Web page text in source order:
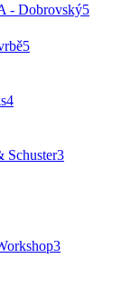
- Dobrovský5
5
4
Schuster3
3